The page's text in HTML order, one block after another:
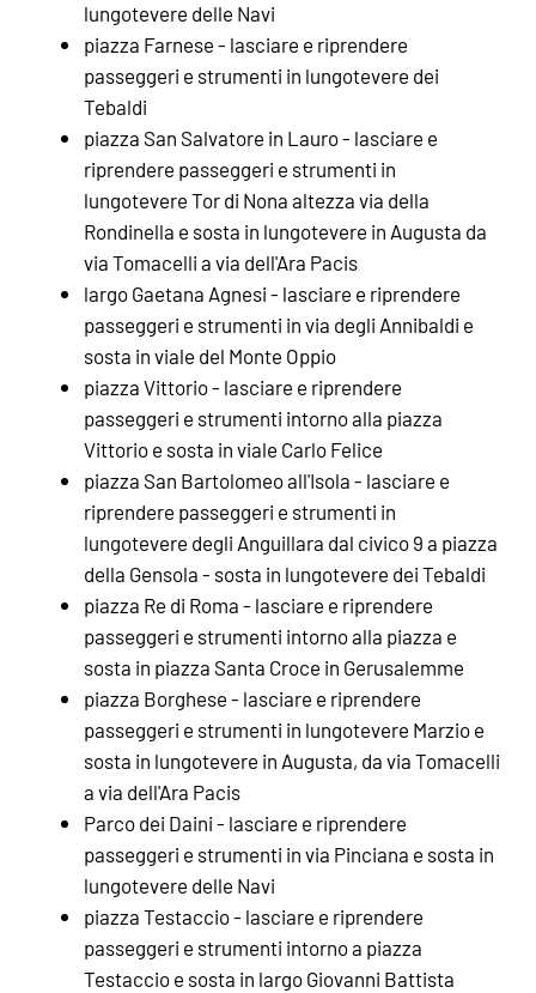
lungotevere delle Navi
piazza Farnese - lasciare e riprendere
passeggeri e strumenti in lungotevere dei
Tebaldi
piazza San Salvatore in Lauro - lasciare e
riprendere passeggeri e strumenti in
lungotevere Tor di Nona altezza via della
Rondinella e sosta in lungotevere in Augusta da
via Tomacelli a via dell'Ara Pacis
largo Gaetana Agnesi - lasciare e riprendere
passeggeri e strumenti in via degli Annibaldi e
sosta in viale del Monte Oppio
piazza Vittorio - lasciare e riprendere
passeggeri e strumenti intorno alla piazza
Vittorio e sosta in viale Carlo Felice
piazza San Bartolomeo all'Isola - lasciare e
riprendere passeggeri e strumenti in
lungotevere degli Anguillara dal civico 9 a piazza
della Gensola - sosta in lungotevere dei Tebaldi
piazza Re di Roma - lasciare e riprendere
passeggeri e strumenti intorno alla piazza e
sosta in piazza Santa Croce in Gerusalemme
piazza Borghese - lasciare e riprendere
passeggeri e strumenti in lungotevere Marzio e
sosta in lungotevere in Augusta, da via Tomacelli
a via dell'Ara Pacis
Parco dei Daini - lasciare e riprendere
passeggeri e strumenti in via Pinciana e sosta in
lungotevere delle Navi
piazza Testaccio - lasciare e riprendere
passeggeri e strumenti intorno a piazza
Testaccio e sosta in largo Giovanni Battista